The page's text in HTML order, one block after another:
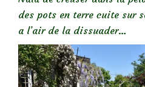
des pots en terre cuite sur
a l’air de la dissuader…